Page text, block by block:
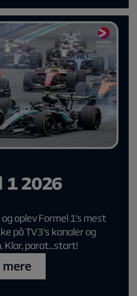
1 2026
oplev Formel 1's mest
på TV3's kanaler og
Klar, parat...start!